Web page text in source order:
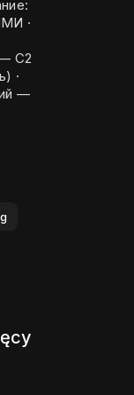
·
C2
·
—